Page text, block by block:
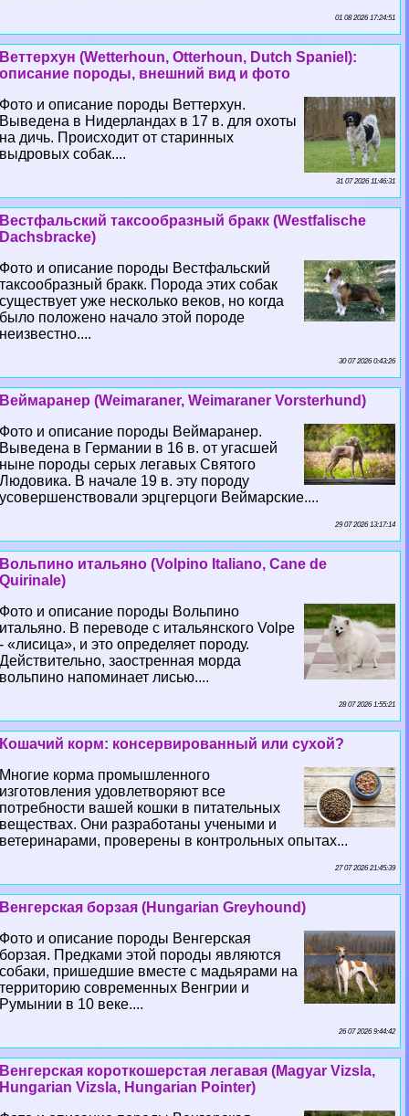
01 08 2026 17:24:51
Веттерхун (Wetterhoun, Otterhoun, Dutch Spaniel):
описание породы, внешний вид и фото
Фото и описание породы Веттерхун.
Выведена в Нидерландах в 17 в. для охоты
на дичь. Происходит от старинных
выдровых собак....
31 07 2026 11:46:31
Вестфальский таксообразный бpaкк (Westfalische
Dachsbracke)
Фото и описание породы Вестфальский
таксообразный бpaкк. Порода этих собак
существует уже несколько веков, но когда
было положено начало этой породе
неизвестно....
30 07 2026 0:43:26
Веймаранер (Weimaraner, Weimaraner Vorsterhund)
Фото и описание породы Веймаранер.
Выведена в Германии в 16 в. от угасшей
ныне породы серых легавых Святого
Людовика. В начале 19 в. эту породу
усовершенствовали эрцгерцоги Веймарские....
29 07 2026 13:17:14
Вольпино итальяно (Volpino Italiano, Cane de
Quirinale)
Фото и описание породы Вольпино
итальяно. В переводе с итальянского Volpe
- «лисица», и это определяет породу.
Действительно, заостренная морда
вольпино напоминает лисью....
28 07 2026 1:55:21
Кошачий корм: консервированный или сухой?
Многие корма промышленного
изготовления удовлетворяют все
потребности вашей кошки в питательных
веществах. Они разработаны учеными и
ветеринарами, проверены в контрольных опытах...
27 07 2026 21:45:39
Венгерская борзая (Hungarian Greyhound)
Фото и описание породы Венгерская
борзая. Предками этой породы являются
собаки, пришедшие вместе с мадьярами на
территорию современных Венгрии и
Румынии в 10 веке....
26 07 2026 9:44:42
Венгерская короткошерстая легавая (Magyar Vizsla,
Hungarian Vizsla, Hungarian Pointer)